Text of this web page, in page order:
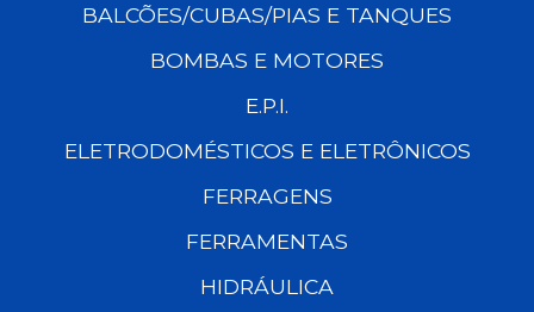
BALCÕES/CUBAS/PIAS E TANQUES
BOMBAS E MOTORES
E.P.I.
ELETRODOMÉSTICOS E ELETRÔNICOS
FERRAGENS
FERRAMENTAS
HIDRÁULICA